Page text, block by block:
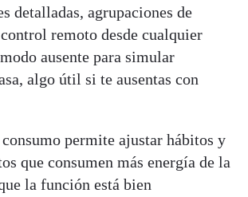
detalladas, agrupaciones de
remoto desde cualquier
ausente para simular
algo útil si te ausentas con
permite ajustar hábitos y
que consumen más energía de la
la función está bien